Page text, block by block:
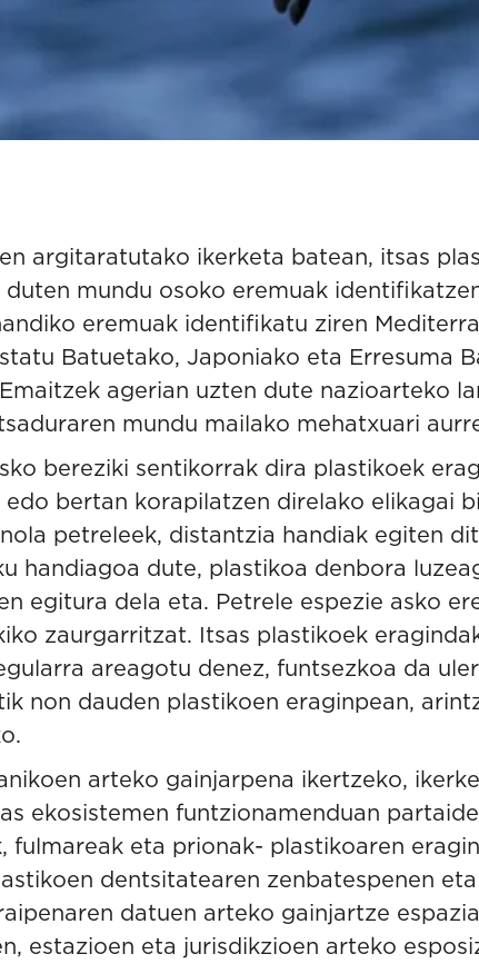
argitaratutako ikerketa batean, itsas
mundu osoko eremuak
eremuak identifikatu ziren
Batuetako, Japoniako eta Erresuma
agerian uzten dute nazioarteko
mundu mailako mehatxuari
bereziki sentikorrak dira plastikoek
bertan korapilatzen direlako elikagai
petreleek, distantzia handiak egiten
handiagoa dute, plastikoa denbora
egitura dela eta. Petrele espezie asko
zaurgarritzat. Itsas plastikoek
areagotu denez, funtsezkoa da
non dauden plastikoen eraginpean,
arteko gainjarpena ikertzeko,
ekosistemen funtzionamenduan
fulmareak eta prionak- plastikoaren
dentsitatearen zenbatespenen
datuen arteko gainjartze
estazioen eta jurisdikzioen arteko